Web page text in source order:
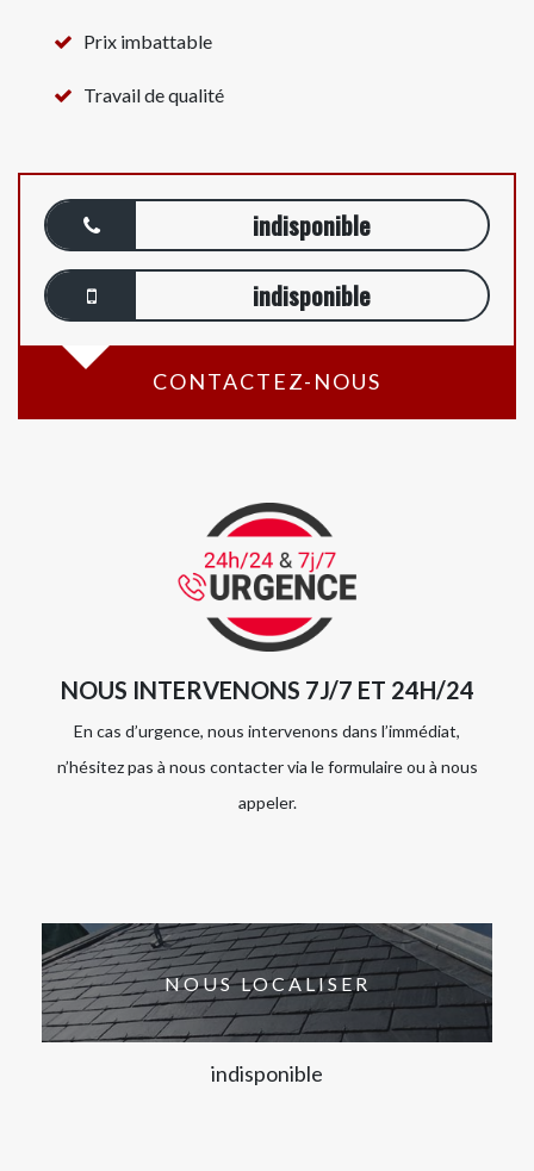
Prix imbattable
Travail de qualité
indisponible
indisponible
CONTACTEZ-NOUS
NOUS INTERVENONS 7J/7 ET 24H/24
En cas d’urgence, nous intervenons dans l’immédiat,
n’hésitez pas à nous contacter via le formulaire ou à nous
appeler.
NOUS LOCALISER
indisponible